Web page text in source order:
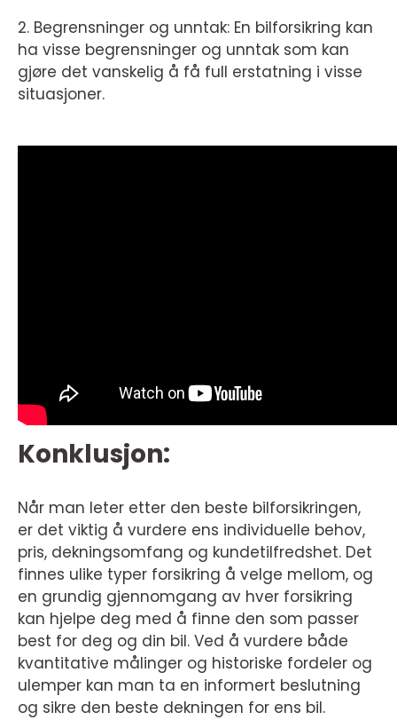
2. Begrensninger og unntak: En bilforsikring kan
ha visse begrensninger og unntak som kan
gjøre det vanskelig å få full erstatning i visse
situasjoner.
Konklusjon:
Når man leter etter den beste bilforsikringen,
er det viktig å vurdere ens individuelle behov,
pris, dekningsomfang og kundetilfredshet. Det
finnes ulike typer forsikring å velge mellom, og
en grundig gjennomgang av hver forsikring
kan hjelpe deg med å finne den som passer
best for deg og din bil. Ved å vurdere både
kvantitative målinger og historiske fordeler og
ulemper kan man ta en informert beslutning
og sikre den beste dekningen for ens bil.